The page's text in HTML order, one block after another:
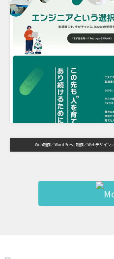
Web制作 WordPress制作 Webデザイン